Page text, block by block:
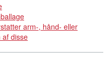
arm-, hånd- eller
af disse